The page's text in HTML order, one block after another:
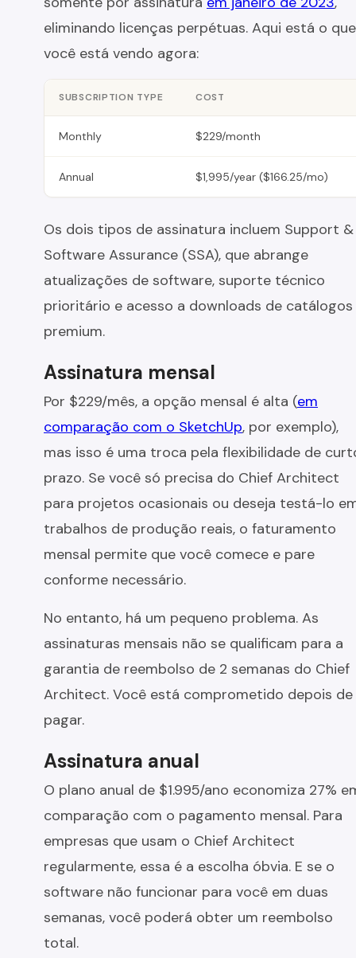
eliminando licenças perpétuas. Aqui está o que
você está vendo agora:
SUBSCRIPTION TYPE COST
Monthly $229/month
Annual $1,995/year ($166.25/mo)
Os dois tipos de assinatura incluem Support &
Software Assurance (SSA), que abrange
atualizações de software, suporte técnico
prioritário e acesso a downloads de catálogos
premium.
Assinatura mensal
Por $229/mês, a opção mensal é alta (em
comparação com o SketchUp, por exemplo),
mas isso é uma troca pela flexibilidade de
prazo. Se você só precisa do Chief Architect
para projetos ocasionais ou deseja testá-lo
trabalhos de produção reais, o faturamento
mensal permite que você comece e pare
conforme necessário.
No entanto, há um pequeno problema. As
assinaturas mensais não se qualificam para a
garantia de reembolso de 2 semanas do Chief
Architect. Você está comprometido depois de
pagar.
Assinatura anual
O plano anual de $1.995/ano economiza 27%
comparação com o pagamento mensal. Para
empresas que usam o Chief Architect
regularmente, essa é a escolha óbvia. E se o
software não funcionar para você em duas
semanas, você poderá obter um reembolso
total.